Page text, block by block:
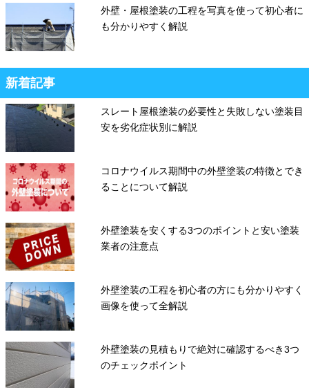
外壁・屋根塗装の工程を写真を使って初心者に
も分かりやすく解説
新着記事
スレート屋根塗装の必要性と失敗しない塗装目
安を劣化症状別に解説
コロナウイルス期間中の外壁塗装の特徴とでき
ることについて解説
外壁塗装を安くする3つのポイントと安い塗装
業者の注意点
外壁塗装の工程を初心者の方にも分かりやすく
画像を使って全解説
外壁塗装の見積もりで絶対に確認するべき3つ
のチェックポイント